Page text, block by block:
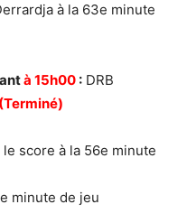
à la 63e minute
à 15h00 : DRB
(Terminé)
score à la 56e minute
minute de jeu